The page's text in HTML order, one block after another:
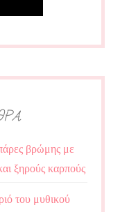
βρώμης με
ξηρούς καρπούς
του μυθικού